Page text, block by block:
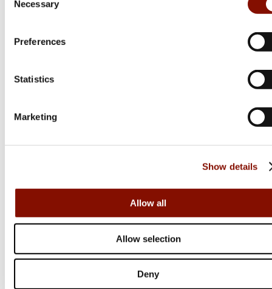
Selection
Necessary
Preferences
Statistics
Marketing
Show details
Allow all
Allow selection
Deny
Från 26 799 kr